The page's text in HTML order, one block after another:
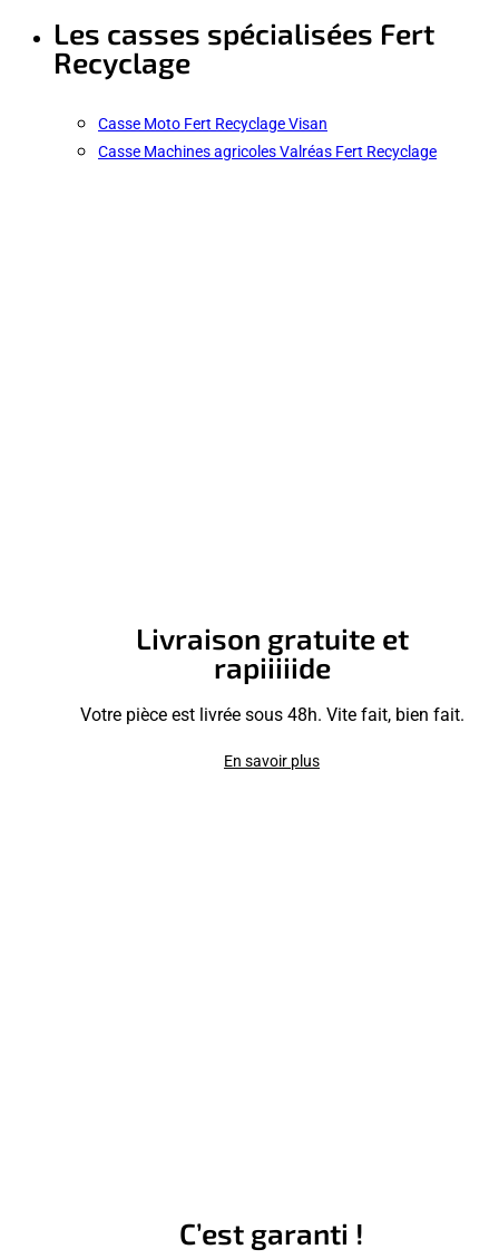
Les casses spécialisées Fert
Recyclage
Casse Moto Fert Recyclage Visan
Casse Machines agricoles Valréas Fert Recyclage
Livraison gratuite et
rapiiiiide
Votre pièce est livrée sous 48h. Vite fait, bien fait.
En savoir plus
C’est garanti !